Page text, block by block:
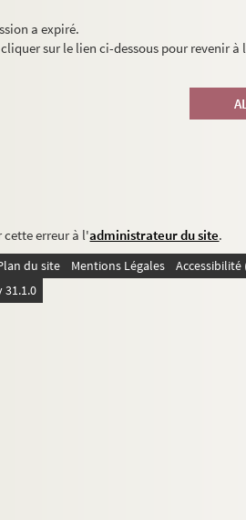
a expiré.
sur le lien ci-dessous pour revenir
cette erreur à l'administrateur du site.
du site Mentions Légales
31.1.0